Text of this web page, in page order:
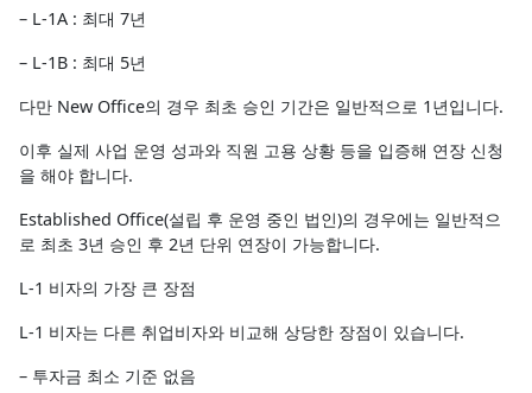
– L-1A : 최대 7년
– L-1B : 최대 5년
다만 New Office의 경우 최초 승인 기간은 일반적으로 1년입니다.
이후 실제 사업 운영 성과와 직원 고용 상황 등을 입증해 연장 신청
을 해야 합니다.
Established Office(설립 후 운영 중인 법인)의 경우에는 일반적으
로 최초 3년 승인 후 2년 단위 연장이 가능합니다.
L-1 비자의 가장 큰 장점
L-1 비자는 다른 취업비자와 비교해 상당한 장점이 있습니다.
– 투자금 최소 기준 없음